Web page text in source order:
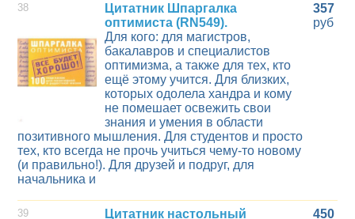
38
Цитатник Шпаргалка
оптимиста (RN549).
Для кого: для магистров,
бакалавров и специалистов
оптимизма, а также для тех, кто
ещё этому учится. Для близких,
которых одолела хандра и кому
не помешает освежить свои
знания и умения в области
позитивного мышления. Для студентов и просто
тех, кто всегда не прочь учиться чему-то новому
(и правильно!). Для друзей и подруг, для
начальника и
357
руб
39 Цитатник настольный 450